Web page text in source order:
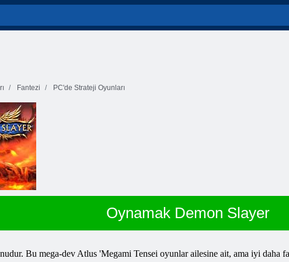
Fantezi PC'de Strateji Oyunları
Oynamak Demon Slayer
Bu mega-dev Atlus 'Megami Tensei oyunlar ailesine ait, ama iyi daha